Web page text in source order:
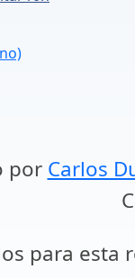
por Carlos
para